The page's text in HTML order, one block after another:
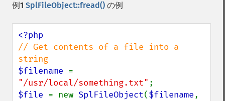
例1 SplFileObject::fread() の例
// Get contents of a file into a
$filename
"/usr/local/something.txt"
$file = new SplFileObject($filename